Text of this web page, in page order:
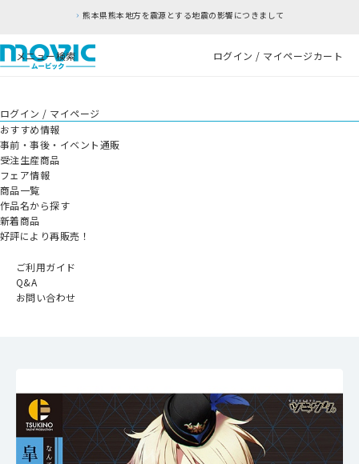
熊本県熊本地方を震源とする地震の影響につきまして
メニュー検索 ログイン / マイページカート
ログイン / マイページ
おすすめ情報
事前・事後・イベント通販
受注生産商品
フェア情報
商品一覧
作品名から探す
新着商品
好評により再販売！
ご利用ガイド
Q&A
お問い合わせ